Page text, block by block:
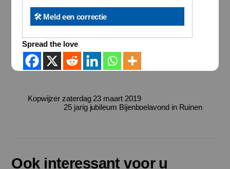
🛠️ Meld een correctie
Spread the love
Kopwijzer zaterdag 23 maart 2019
25 jarig jubileum Bijenboelavond in Ruinen
Ook interessant voor u